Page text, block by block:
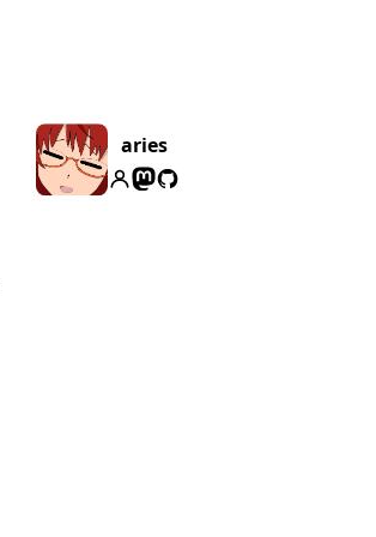
aries